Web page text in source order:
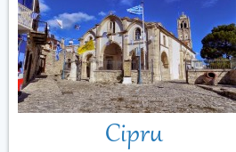
Cipru